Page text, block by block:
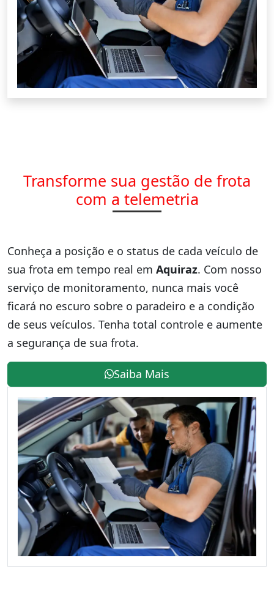
Transforme sua gestão de frota
com a telemetria
Conheça a posição e o status de cada veículo de
sua frota em tempo real em Aquiraz. Com nosso
serviço de monitoramento, nunca mais você
ficará no escuro sobre o paradeiro e a condição
de seus veículos. Tenha total controle e aumente
a segurança de sua frota.
Saiba Mais